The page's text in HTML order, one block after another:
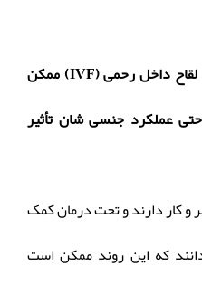
این یافته ها نشان می دهد که لقاح داخل رحمی (IVF) ممکن
عملکرد جنسی شان تأثیر
و کار دارند و تحت درمان کمک
که این روند ممکن است